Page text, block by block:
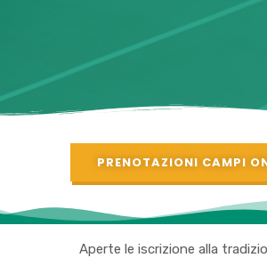
PRENOTAZIONI CAMPI
Aperte le iscrizione alla